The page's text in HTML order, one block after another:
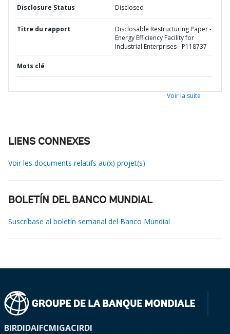
Disclosure Status Disclosed
Titre du rapport
Disclosable Restructuring Paper -
Energy Efficiency Facility for
Industrial Enterprises - P118737
Mots clé
Voir la suite
LIENS CONNEXES
Voir les documents relatifs au(x) projet(s)
BOLETÍN DEL BANCO MUNDIAL
Suscríbase al boletín semanal del Banco Mundial
BIRDIDAIFCMIGACIRDI